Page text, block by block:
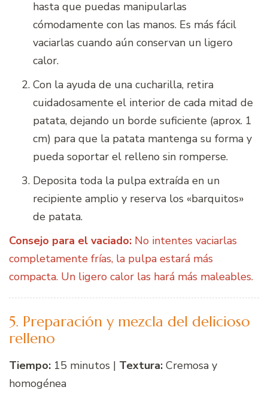
hasta que puedas manipularlas
cómodamente con las manos. Es más fácil
vaciarlas cuando aún conservan un ligero
calor.
Con la ayuda de una cucharilla, retira
cuidadosamente el interior de cada mitad de
patata, dejando un borde suficiente (aprox. 1
cm) para que la patata mantenga su forma y
pueda soportar el relleno sin romperse.
Deposita toda la pulpa extraída en un
recipiente amplio y reserva los «barquitos»
de patata.
Consejo para el vaciado: No intentes vaciarlas
completamente frías, la pulpa estará más
compacta. Un ligero calor las hará más maleables.
5. Preparación y mezcla del delicioso
relleno
Tiempo: 15 minutos | Textura: Cremosa y
homogénea